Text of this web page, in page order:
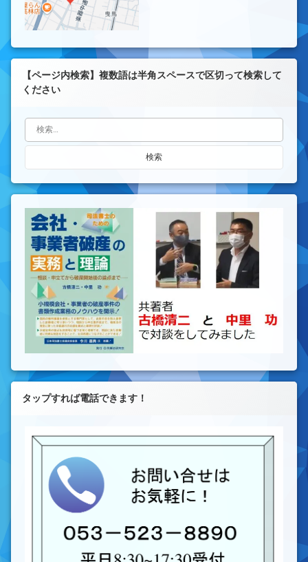
【ページ内検索】複数語は半角スペースで区切って検索して
ください
検索:
タップすれば電話できます！